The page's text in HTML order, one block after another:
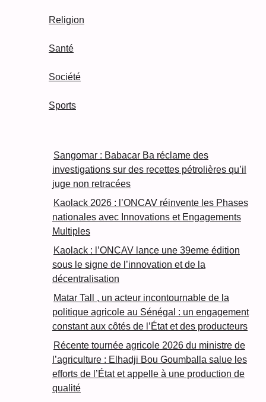
Religion
Santé
Société
Sports
Sangomar : Babacar Ba réclame des
investigations sur des recettes pétrolières qu’il
juge non retracées
Kaolack 2026 : l’ONCAV réinvente les Phases
nationales avec Innovations et Engagements
Multiples
Kaolack : l’ONCAV lance une 39eme édition
sous le signe de l’innovation et de la
décentralisation
Matar Tall , un acteur incontournable de la
politique agricole au Sénégal : un engagement
constant aux côtés de l’État et des producteurs
Récente tournée agricole 2026 du ministre de
l’agriculture : Elhadji Bou Goumballa salue les
efforts de l’État et appelle à une production de
qualité